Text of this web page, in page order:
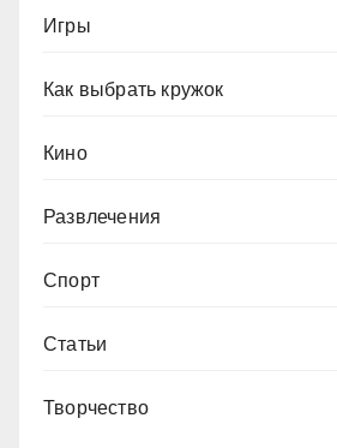
Игры
Как выбрать кружок
Кино
Развлечения
Спорт
Статьи
Творчество